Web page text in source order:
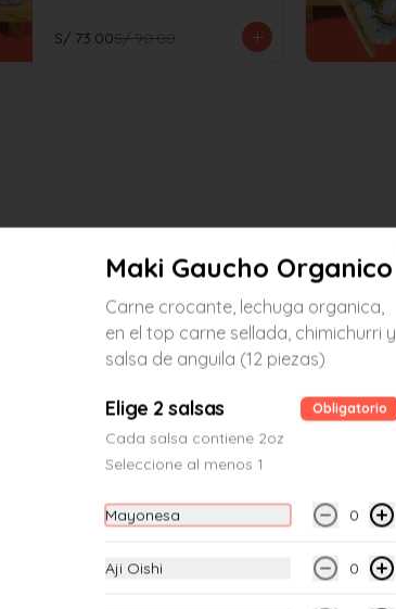
S/ 73.00S/ 90.00
Langostino crocante, palta, en el top
atún coronado de chalaquita y salsa
de leche de tigre (12 piezas)
S/ 23.00
Maki Atlantic
Maki Gaucho Organico
Carne crocante, lechuga organica,
en el top carne sellada, chimichurri y
salsa de anguila (12 piezas)
Elige 2 salsas Obligatorio
Cada salsa contiene 2oz
Seleccione al menos 1
Mayonesa 0
Aji Oishi 0